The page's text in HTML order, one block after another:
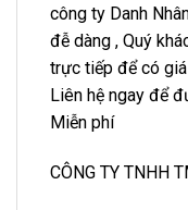
công ty Danh
đễ dàng , Quý
trực tiếp để có
Liên hệ ngay để
Miễn phí
CÔNG TY TNHH